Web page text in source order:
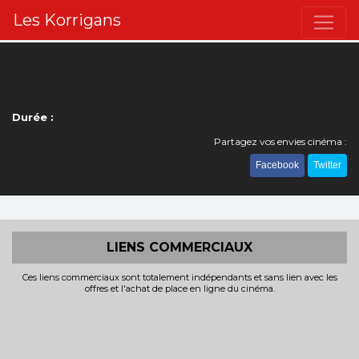
Les Korrigans
Durée :
Partagez vos envies cinéma :
Facebook Twitter
LIENS COMMERCIAUX
Ces liens commerciaux sont totalement indépendants et sans lien avec les
offres et l'achat de place en ligne du cinéma.